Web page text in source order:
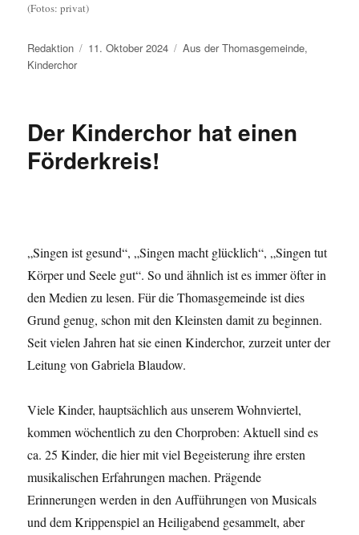
(Fotos: privat)
Autor
Redaktion
Veröffentlicht
11. Oktober 2024 Kategorien
Aus der Thomasgemeinde,
Kinderchor
Der Kinderchor hat einen
Förderkreis!
„Singen ist gesund“, „Singen macht glücklich“, „Singen tut
Körper und Seele gut“. So und ähnlich ist es immer öfter in
den Medien zu lesen. Für die Thomasgemeinde ist dies
Grund genug, schon mit den Kleinsten damit zu beginnen.
Seit vielen Jahren hat sie einen Kinderchor, zurzeit unter der
Leitung von Gabriela Blaudow.
Viele Kinder, hauptsächlich aus unserem Wohnviertel,
kommen wöchentlich zu den Chorproben: Aktuell sind es
ca. 25 Kinder, die hier mit viel Begeisterung ihre ersten
musikalischen Erfahrungen machen. Prägende
Erinnerungen werden in den Aufführungen von Musicals
und dem Krippenspiel an Heiligabend gesammelt, aber